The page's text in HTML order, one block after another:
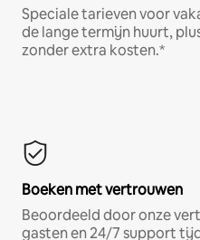
Speciale tarieven voor
de lange termijn huurt,
zonder extra kosten.*
Boeken met vertrouwen
Beoordeeld door onze
gasten en 24/7 support